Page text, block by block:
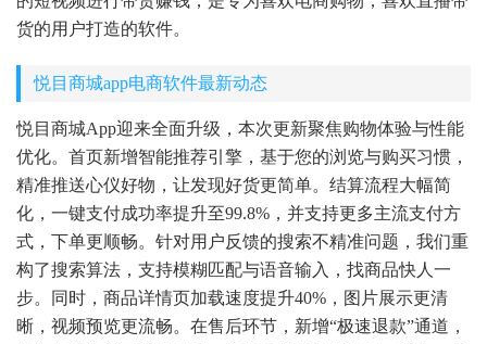
货的用户打造的软件。
悦目商城app电商软件最新动态
悦目商城App迎来全面升级，本次更新聚焦购物体验与性能
优化。首页新增智能推荐引擎，基于您的浏览与购买习惯，
精准推送心仪好物，让发现好货更简单。结算流程大幅简
化，一键支付成功率提升至99.8%，并支持更多主流支付方
式，下单更顺畅。针对用户反馈的搜索不精准问题，我们重
构了搜索算法，支持模糊匹配与语音输入，找商品快人一
步。同时，商品详情页加载速度提升40%，图片展示更清
晰，视频预览更流畅。在售后环节，新增“极速退款”通道，